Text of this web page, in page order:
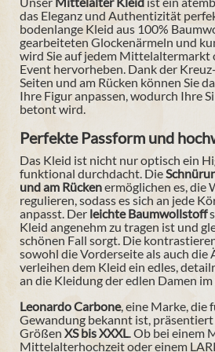
das Eleganz und Authentizität
bodenlange Kleid aus 100%
gearbeiteten Glockenärmeln und
wird Sie auf jedem Mittelaltermarkt
Event hervorheben. Dank der
Seiten und am Rücken können Sie
Ihre Figur anpassen, wodurch Ihre
betont wird.
Perfekte Passform und
Das Kleid ist nicht nur optisch ein
funktional durchdacht. Die
und am Rückenermöglichen es, die
regulieren, sodass es sich an jede
anpasst. Der leichte Baumwollstoff
Kleid angenehm zu tragen ist und
schönen Fall sorgt. Die
sowohl die Vorderseite als auch die
verleihen dem Kleid ein edles,
an die Kleidung der edlen Damen
Leonardo Carbone, eine Marke, die
Gewandung bekannt ist, präsentiert
Größen XS bis XXXL. Ob bei einem
Mittelalterhochzeit oder einem